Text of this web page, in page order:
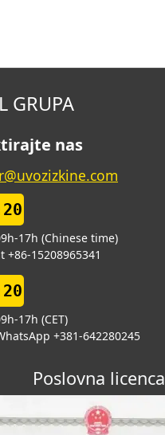
GRUPA
nas
17h (Chinese time)
+86-15208965341
17h (CET)
+381-642280245
Poslovna licenca